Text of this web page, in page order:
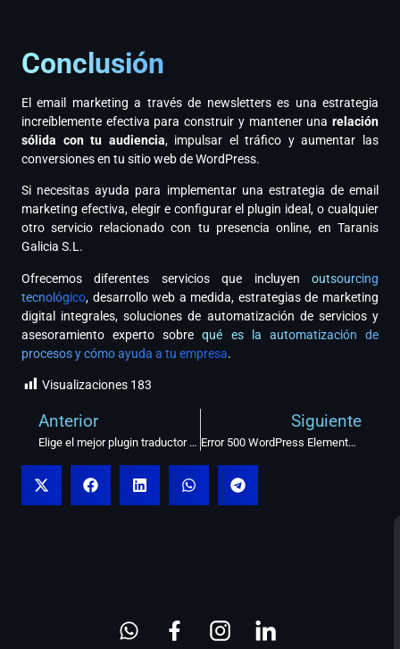
Conclusión
El email marketing a través de newsletters es una estrategia
increíblemente efectiva para construir y mantener una relación
sólida con tu audiencia, impulsar el tráfico y aumentar las
conversiones en tu sitio web de WordPress.
Si necesitas ayuda para implementar una estrategia de email
marketing efectiva, elegir e configurar el plugin ideal, o cualquier
otro servicio relacionado con tu presencia online, en Taranis
Galicia S.L.
Ofrecemos diferentes servicios que incluyen outsourcing
tecnológico, desarrollo web a medida, estrategias de marketing
digital integrales, soluciones de automatización de servicios y
asesoramiento experto sobrequé es la automatización de
procesos y cómo ayuda a tu empresa.
Visualizaciones 183
Anterior
Elige el mejor plugin traductor para WordPress
Siguiente
Error 500 WordPress Elementor: Solución paso a paso